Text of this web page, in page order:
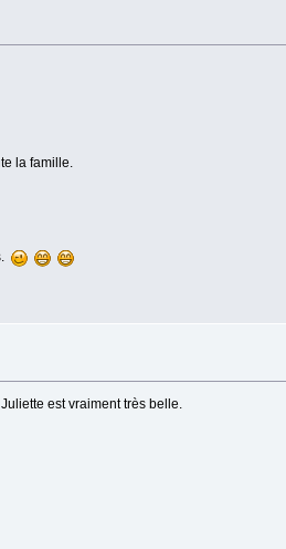
la famille.
est vraiment très belle.